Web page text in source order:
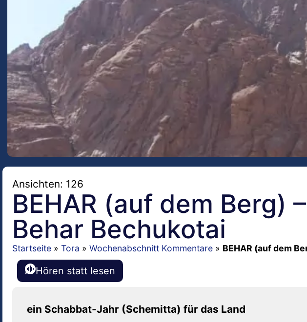
Ansichten: 126
BEHAR (auf dem Berg)
Behar Bechukotai
Startseite » Tora » Wochenabschnitt Kommentare » BEHAR (auf dem
Hören statt lesen
ein Schabbat-Jahr (Schemitta) für das Land